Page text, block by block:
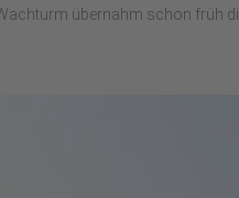
übernahm schon früh